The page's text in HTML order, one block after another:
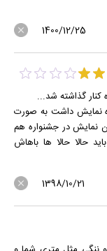
1400/12/25
گذاشته شد...
نمایش داشت به صورت
نمایش در جشنواره هم
حالا حالا ها باهاش
1398/10/21